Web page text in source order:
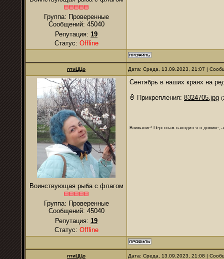
Группа: Проверенные
Сообщений: 45040
Репутация: 19
Статус: Offline
птиЦЦо Дата: Среда, 13.09.2023, 21:07 |
Воинствующая рыба с флагом
Группа: Проверенные
Сообщений: 45040
Репутация: 19
Статус: Offline
Сентябрь в наших краях на
Прикрепления: 8324705.jpg
Внимание! Персонаж находится в домике,
птиЦЦо Дата: Среда, 13.09.2023, 21:08 |